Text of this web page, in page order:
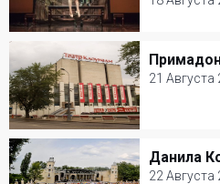
18 Августа 2026
Александринский театр
Балет и Танец
21 Августа
21 Августа 2026
Театриум на Серпуховке
Комедия
Данила
22 Августа
Данила